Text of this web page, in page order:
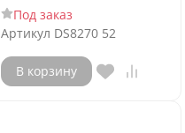
Под заказ
Артикул DS8270 52
В корзину